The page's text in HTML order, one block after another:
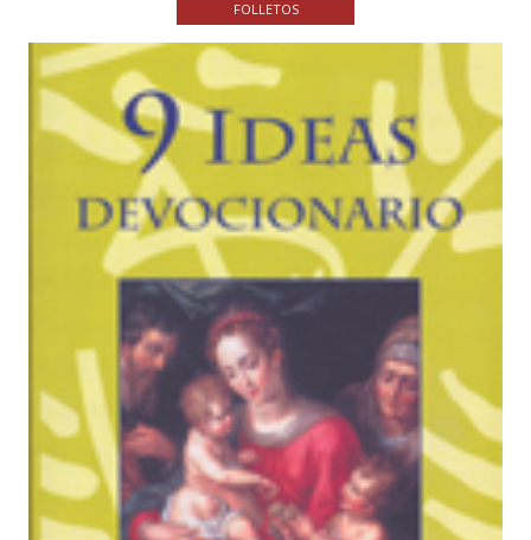
FOLLETOS